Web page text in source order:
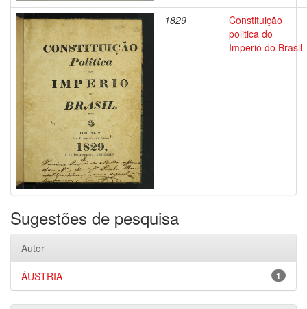
1829
Constituição
politica do
Imperio do Brasil
Sugestões de pesquisa
Autor
1
ÁUSTRIA